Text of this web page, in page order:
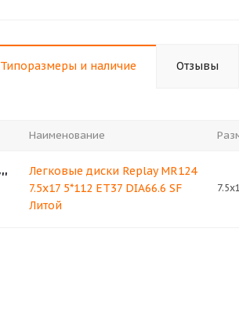
Типоразмеры и наличие Отзывы
Наименование
Легковые диски Replay MR124
7.5x17 5*112 ET37 DIA66.6 SF
Литой